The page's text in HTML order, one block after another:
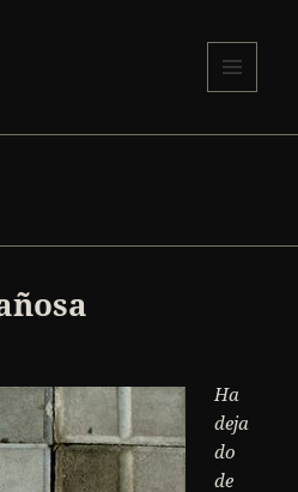
WIDGETS
Ha
deja
do
de